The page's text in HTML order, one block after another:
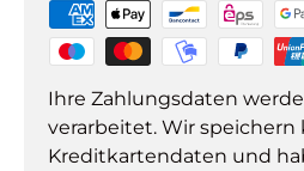
Ihre Zahlungsdaten
verarbeitet. Wir speichern
Kreditkartendaten und